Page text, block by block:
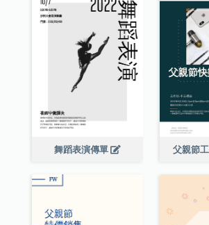
舞蹈表演傳單 父親節